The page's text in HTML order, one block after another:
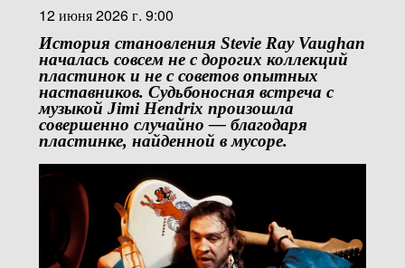
12 июня 2026 г. 9:00
История становления Stevie Ray Vaughan
началась совсем не с дорогих коллекций
пластинок и не с советов опытных
наставников. Судьбоносная встреча с
музыкой Jimi Hendrix произошла
совершенно случайно — благодаря
пластинке, найденной в мусоре.